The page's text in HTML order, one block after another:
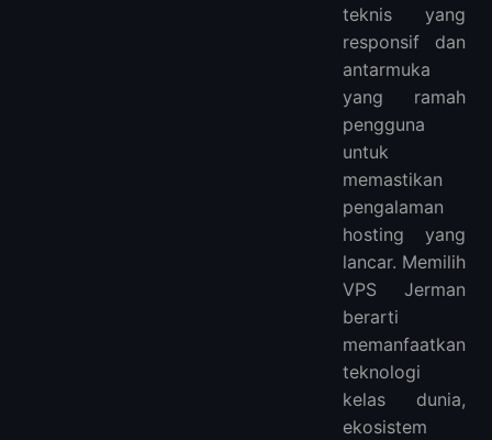
teknis yang
responsif dan
antarmuka
yang ramah
pengguna
untuk
memastikan
pengalaman
hosting yang
lancar. Memilih
VPS Jerman
berarti
memanfaatkan
teknologi
kelas dunia,
ekosistem